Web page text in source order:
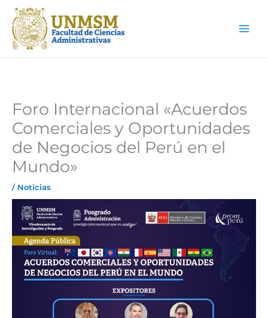
contenido
Foro Internacional «Acuerdos
Comerciales y Oportunidades
de Negocios del Perú en el
Mundo»
/ Noticias